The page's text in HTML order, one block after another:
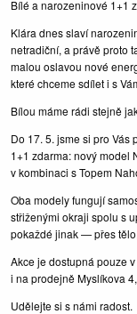
Bílé a narozeninové 1+1
Klára dnes slaví
netradiční, a právě proto
malou oslavou nové
které chceme sdílet i s
Bílou máme rádi stejně
Do 17. 5. jsme si pro
1+1 zdarma: nový model
v kombinaci s Topem
Oba modely fungují
střiženými okraji spolu s
pokaždé jinak — přes
Akce je dostupná pouze
i na prodejně Myslíkova
Udělejte si s námi radost.